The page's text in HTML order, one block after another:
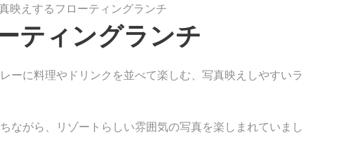
映えするフローティングランチ
ティングランチ
ーに料理やドリンクを並べて楽しむ、写真映えしやすいラ
ながら、リゾートらしい雰囲気の写真を楽しまれていまし